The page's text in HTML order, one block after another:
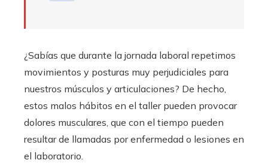
¿Sabías que durante la jornada laboral repetimos
movimientos y posturas muy perjudiciales para
nuestros músculos y articulaciones? De hecho,
estos malos hábitos en el taller pueden provocar
dolores musculares, que con el tiempo pueden
resultar de llamadas por enfermedad o lesiones en
el laboratorio.